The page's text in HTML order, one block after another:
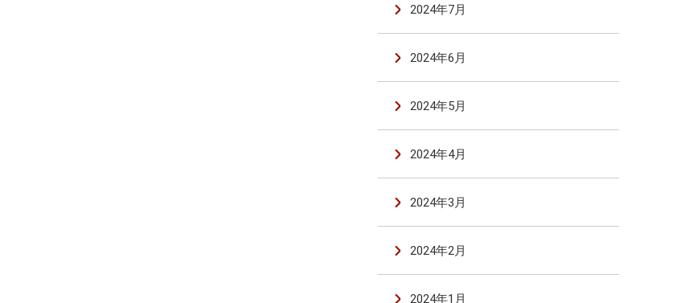
2024年7月
2024年6月
2024年5月
2024年4月
2024年3月
2024年2月
2024年1月